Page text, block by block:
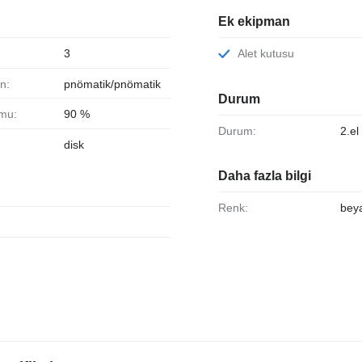
3
pnömatik/pnömatik
90 %
disk
Ek ekipman
Alet kutusu
Durum
Durum: 2.el
Daha fazla bilgi
Renk: